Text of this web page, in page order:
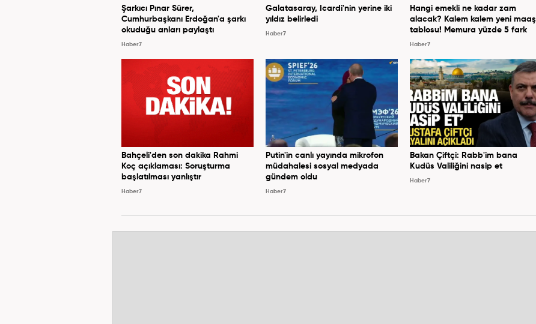
Şarkıcı Pınar Sürer,
Cumhurbaşkanı Erdoğan'a şarkı
okuduğu anları paylaştı
Haber7
Galatasaray, Icardi'nin yerine iki
yıldız belirledi
Haber7
Hangi emekli ne kadar zam
alacak? Kalem kalem yeni maaş
tablosu! Memura yüzde 5 fark
Haber7
Bahçeli'den son dakika Rahmi
Koç açıklaması: Soruşturma
başlatılması yanlıştır
Haber7
Putin'in canlı yayında mikrofon
müdahalesi sosyal medyada
gündem oldu
Haber7
Bakan Çiftçi: Rabb'im bana
Kudüs Valiliğini nasip et
Haber7